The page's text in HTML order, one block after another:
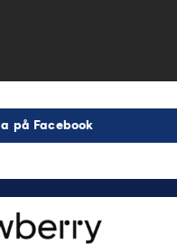
på Facebook